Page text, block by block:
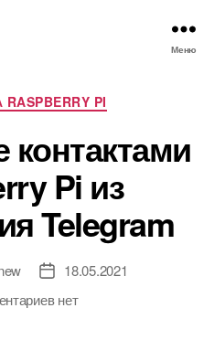
Меню
Р
у
р
и
к
и
PI
контактами
Pi из
Telegram
Д
т
18.05.2021
к
нет